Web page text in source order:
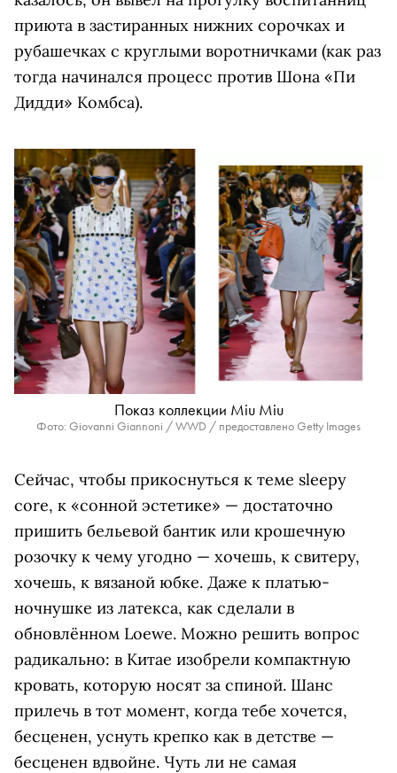
приюта в застиранных нижних сорочках и
рубашечках с круглыми воротничками (как раз
тогда начинался процесс против Шона «Пи
Дидди» Комбса).
Показ коллекции Miu Miu
Фото: Giovanni Giannoni / WWD / предоставлено Getty Images
Сейчас, чтобы прикоснуться к теме sleepy
core, к «сонной эстетике» — достаточно
пришить бельевой бантик или крошечную
розочку к чему угодно — хочешь, к свитеру,
хочешь, к вязаной юбке. Даже к платью-
ночнушке из латекса, как сделали в
обновлённом Loewe. Можно решить вопрос
радикально: в Китае изобрели компактную
кровать, которую носят за спиной. Шанс
прилечь в тот момент, когда тебе хочется,
бесценен, уснуть крепко как в детстве —
бесценен вдвойне. Чуть ли не самая